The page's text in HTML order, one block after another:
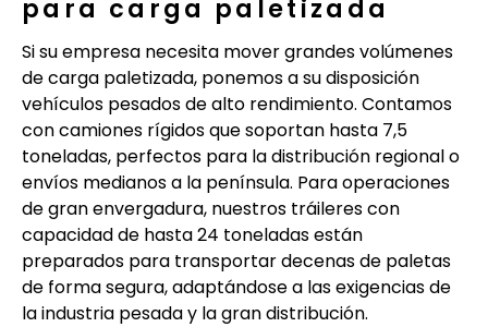
para carga paletizada
Si su empresa necesita mover grandes volúmenes
de carga paletizada, ponemos a su disposición
vehículos pesados de alto rendimiento. Contamos
con camiones rígidos que soportan hasta 7,5
toneladas, perfectos para la distribución regional o
envíos medianos a la península. Para operaciones
de gran envergadura, nuestros tráileres con
capacidad de hasta 24 toneladas están
preparados para transportar decenas de paletas
de forma segura, adaptándose a las exigencias de
la industria pesada y la gran distribución.